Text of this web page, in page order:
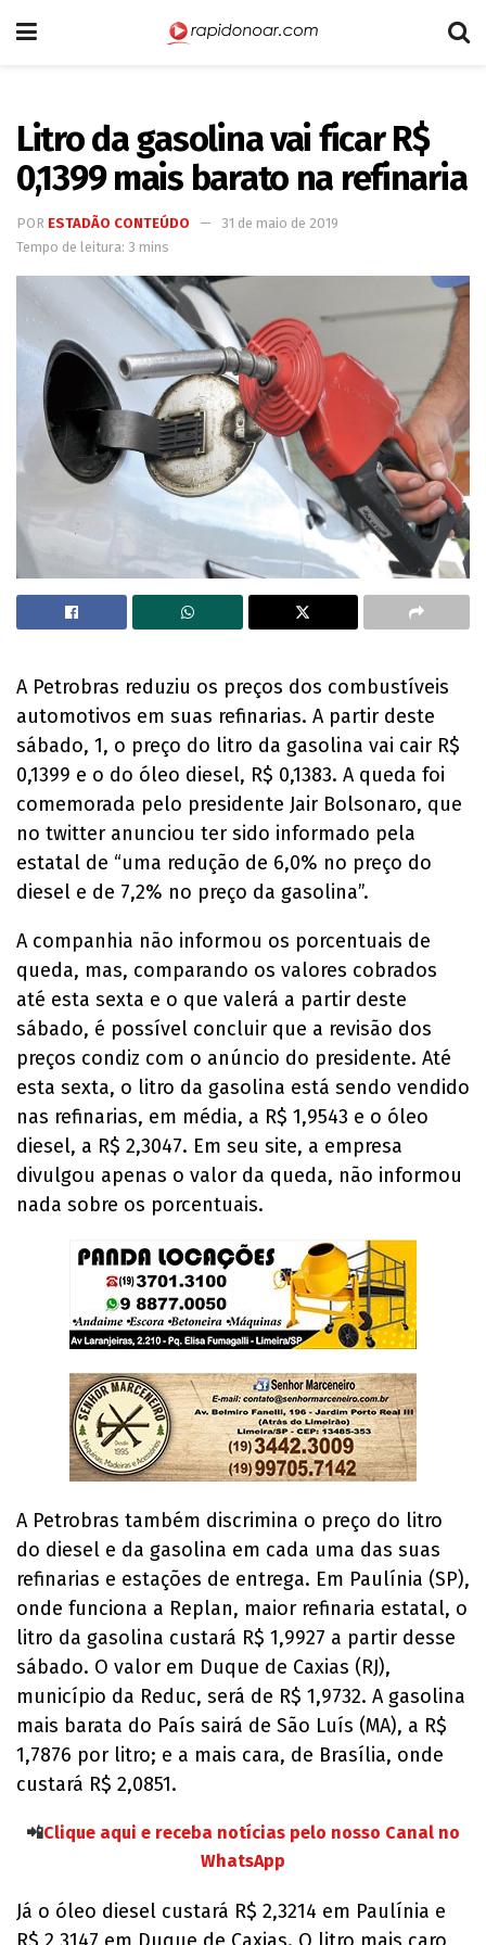
Litro da gasolina vai ficar R$
0,1399 mais barato na refinaria
POR ESTADÃO CONTEÚDO
31 de maio de 2019
Tempo de leitura: 3 mins
A Petrobras reduziu os preços dos combustíveis
automotivos em suas refinarias. A partir deste
sábado, 1, o preço do litro da gasolina vai cair R$
0,1399 e o do óleo diesel, R$ 0,1383. A queda foi
comemorada pelo presidente Jair Bolsonaro, que
no twitter anunciou ter sido informado pela
estatal de “uma redução de 6,0% no preço do
diesel e de 7,2% no preço da gasolina”.
A companhia não informou os porcentuais de
queda, mas, comparando os valores cobrados
até esta sexta e o que valerá a partir deste
sábado, é possível concluir que a revisão dos
preços condiz com o anúncio do presidente. Até
esta sexta, o litro da gasolina está sendo vendido
nas refinarias, em média, a R$ 1,9543 e o óleo
diesel, a R$ 2,3047. Em seu site, a empresa
divulgou apenas o valor da queda, não informou
nada sobre os porcentuais.
A Petrobras também discrimina o preço do litro
do diesel e da gasolina em cada uma das suas
refinarias e estações de entrega. Em Paulínia (SP),
onde funciona a Replan, maior refinaria estatal, o
litro da gasolina custará R$ 1,9927 a partir desse
sábado. O valor em Duque de Caxias (RJ),
município da Reduc, será de R$ 1,9732. A gasolina
mais barata do País sairá de São Luís (MA), a R$
1,7876 por litro; e a mais cara, de Brasília, onde
custará R$ 2,0851.
📲Clique aqui e receba notícias pelo nosso Canal no
WhatsApp
Já o óleo diesel custará R$ 2,3214 em Paulínia e
R$ 2,3147 em Duque de Caxias. O litro mais caro